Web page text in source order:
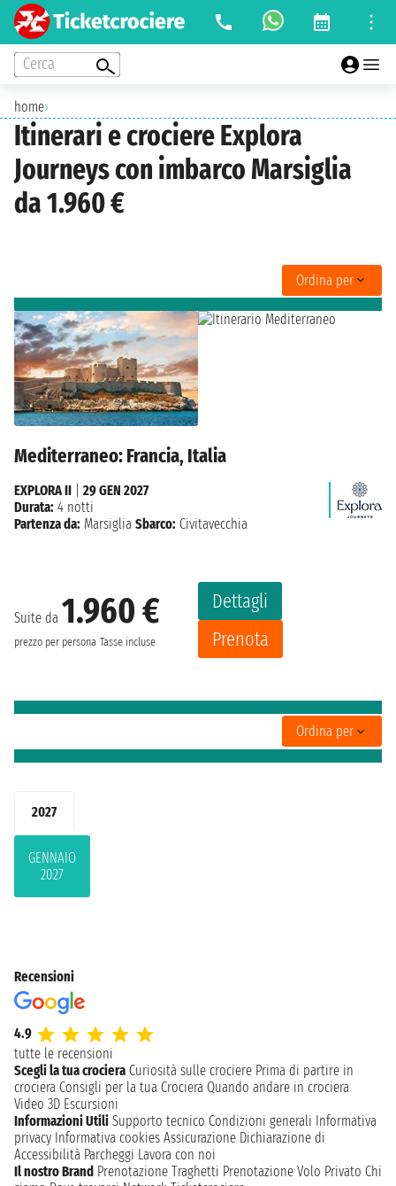
Cerca
home›
Itinerari e crociere Explora
Journeys con imbarco Marsiglia
da 1.960 €
2027
GENNAIO
2027
Ordina per
Mediterraneo: Francia, Italia
Suite da 1.960 €
prezzo per persona Tasse incluse
Dettagli
Prenota
EXPLORA II
29 GEN 2027
Durata: 4 notti
Partenza da: Marsiglia Sbarco: Civitavecchia
Ordina per
Recensioni
4.9
tutte le recensioni
Scegli la tua crociera Curiosità sulle crociere Prima di partire in
crociera Consigli per la tua Crociera Quando andare in crociera
Video 3D Escursioni
Informazioni Utili Supporto tecnico Condizioni generali Informativa
privacy Informativa cookies Assicurazione Dichiarazione di
Accessibilità Parcheggi Lavora con noi
Il nostro Brand Prenotazione Traghetti Prenotazione Volo Privato Chi